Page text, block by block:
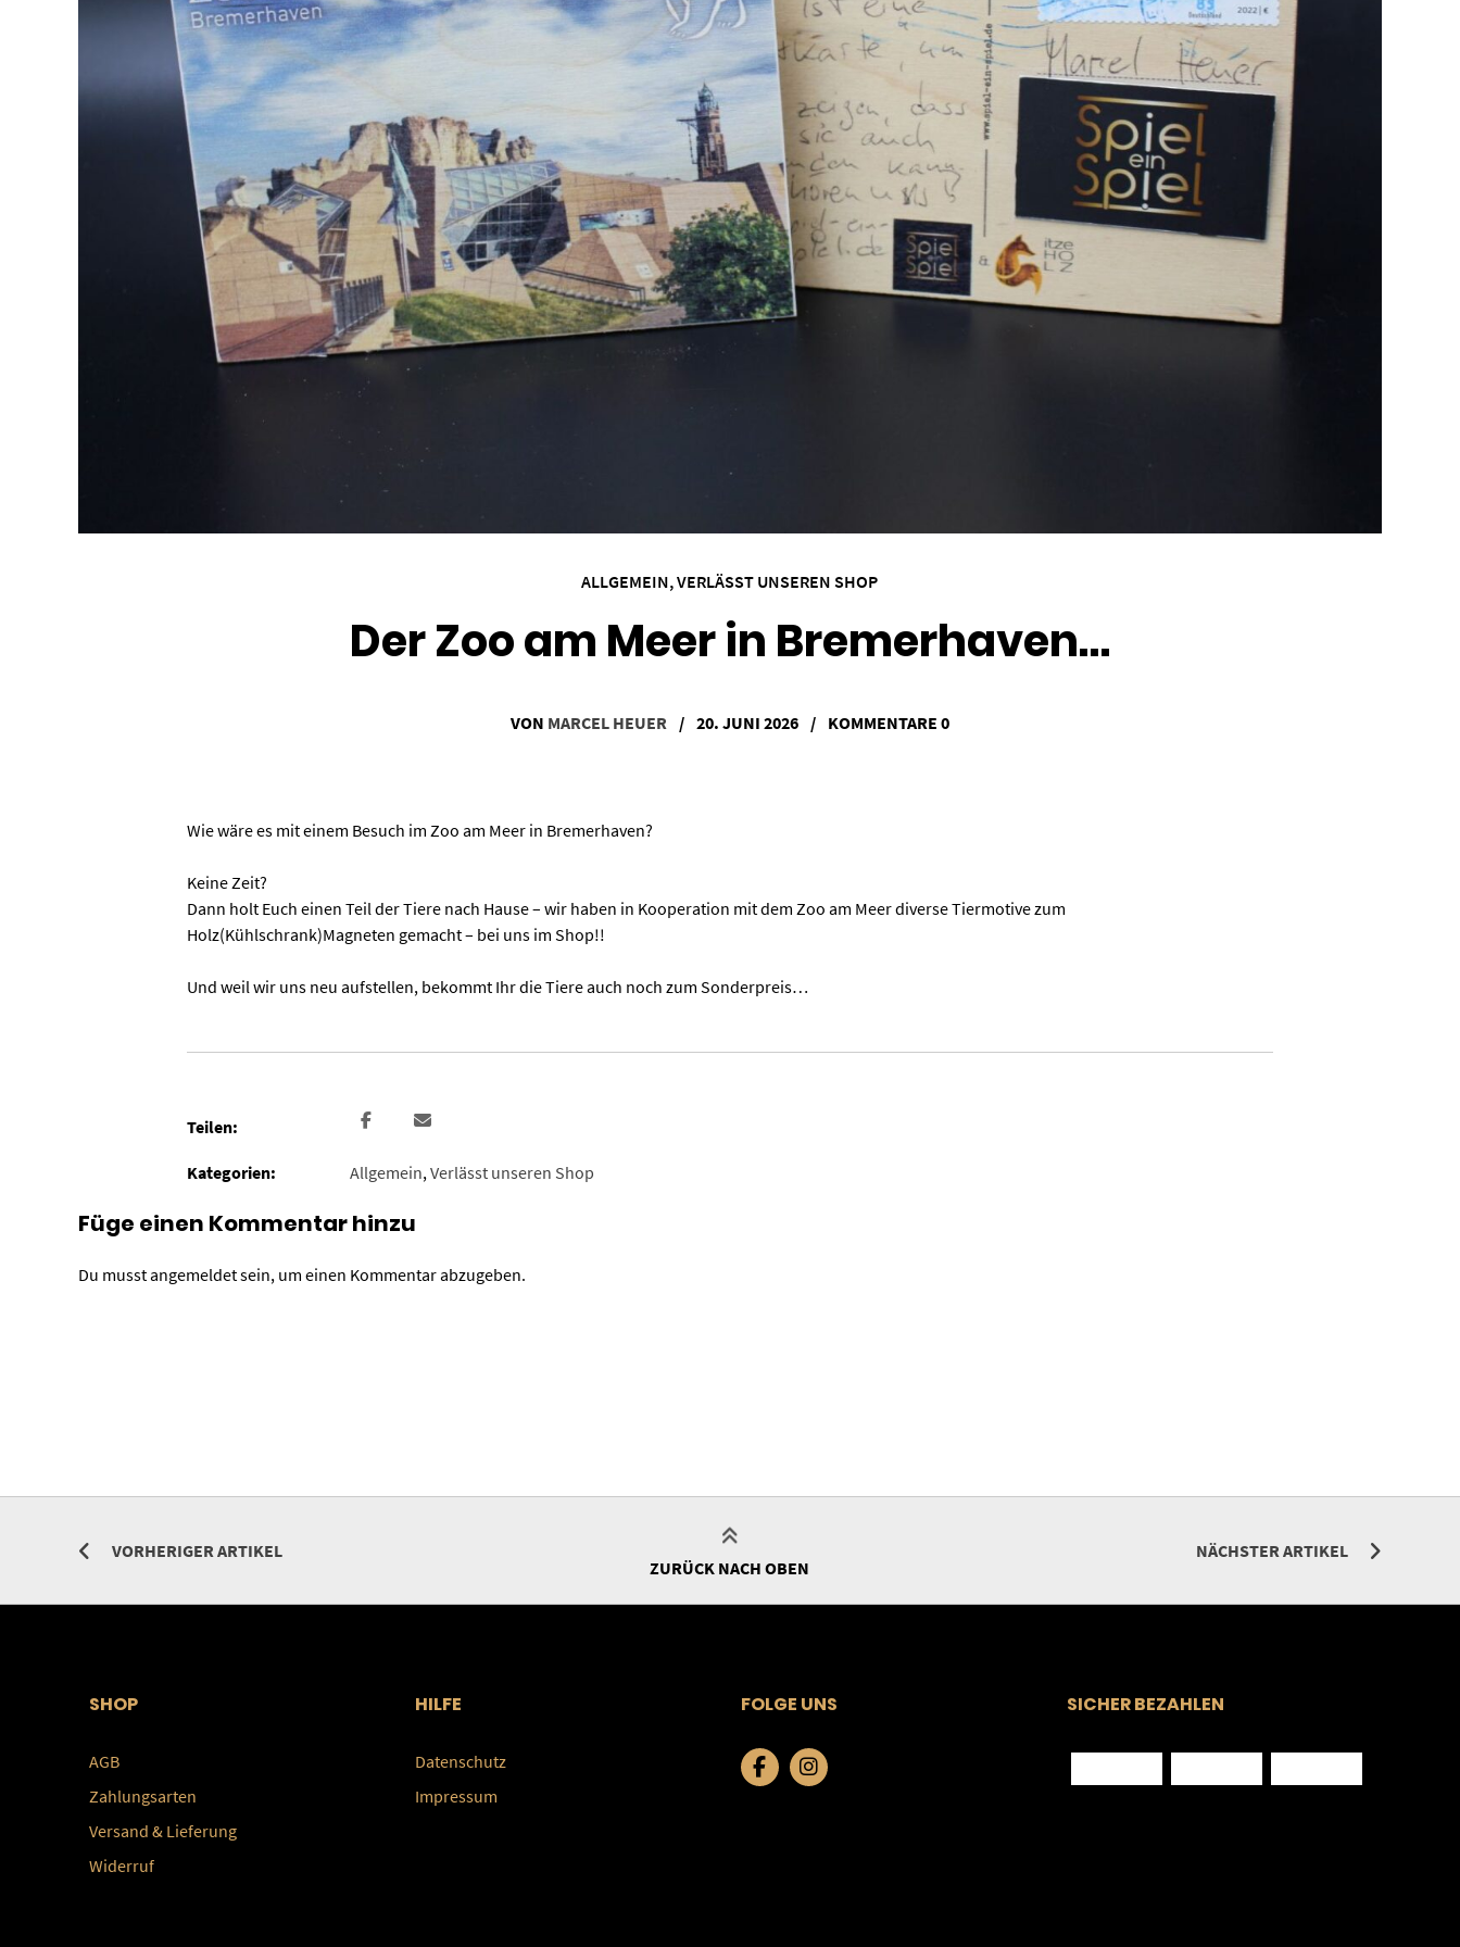
ALLGEMEIN,VERLÄSST UNSEREN SHOP
Der Zoo am Meer in Bremerhaven…
VON MARCEL HEUER / 20. JUNI 2026 / KOMMENTARE 0
Wie wäre es mit einem Besuch im Zoo am Meer in Bremerhaven?
Keine Zeit?
Dann holt Euch einen Teil der Tiere nach Hause – wir haben in Kooperation mit dem Zoo am Meer diverse Tiermotive zum
Holz(Kühlschrank)Magneten gemacht – bei uns im Shop!!
Und weil wir uns neu aufstellen, bekommt Ihr die Tiere auch noch zum Sonderpreis…
Teilen:
Kategorien: Allgemein, Verlässt unseren Shop
Füge einen Kommentar hinzu
Du musstangemeldetsein, um einen Kommentar abzugeben.
VORHERIGER ARTIKEL
NÄCHSTER ARTIKEL
ZURÜCK NACH OBEN
SHOP
AGB
Zahlungsarten
Versand & Lieferung
Widerruf
HILFE
Datenschutz
Impressum
FOLGE UNS SICHER BEZAHLEN